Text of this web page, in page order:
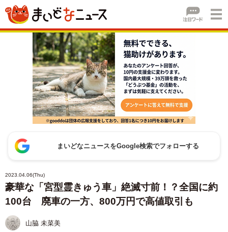
まいどなニュースをGoogle検索でフォローする
2023.04.06(Thu)
豪華な「宮型霊きゅう車」絶滅寸前！？全国に約
100台 廃車の一方、800万円で高値取引も
山脇 未菜美